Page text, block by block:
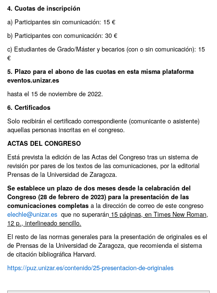
4. Cuotas de inscripción
a) Participantes sin comunicación: 15 €
b) Participantes con comunicación: 30 €
c) Estudiantes de Grado/Máster y becarios (con o sin comunicación): 15
€
5. Plazo para el abono de las cuotas en esta misma plataforma
eventos.unizar.es
hasta el 15 de noviembre de 2022.
6. Certificados
Solo recibirán el certificado correspondiente (comunicante o asistente)
aquellas personas inscritas en el congreso.
ACTAS DEL CONGRESO
Está prevista la edición de las Actas del Congreso tras un sistema de
revisión por pares de los textos de las comunicaciones, por la editorial
Prensas de la Universidad de Zaragoza.
Se establece un plazo de dos meses desde la celabración del
Congreso (28 de febrero de 2023) para la presentación de las
comunicaciones completas a la dirección de correo de este congreso
elechle@unizar.es que no superarán 15 páginas, en Times New Roman,
12 p., interlineado sencillo.
El resto de las normas generales para la presentación de originales es el
de Prensas de la Universidad de Zaragoza, que recomienda el sistema
de citación bibliográfica Harvard.
https://puz.unizar.es/contenido/25-presentacion-de-originales